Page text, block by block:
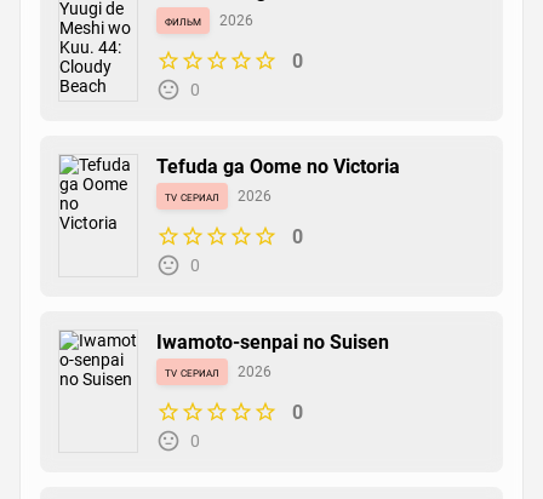
Cloudy Beach
фильм 2026
0
0
Tefuda ga Oome no Victoria
tv сериал 2026
0
0
Iwamoto-senpai no Suisen
tv сериал 2026
0
0